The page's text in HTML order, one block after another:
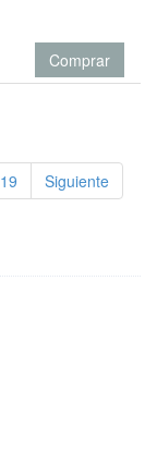
Comprar
19 Siguiente